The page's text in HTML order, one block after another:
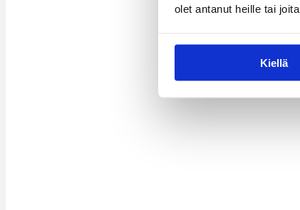
olet antanut heille tai
Kiellä